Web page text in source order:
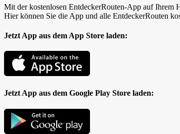
Mit der kostenlosen EntdeckerRouten-App auf Ihrem
Hier können Sie die App und alle EntdeckerRouten
Jetzt App aus dem App Store laden:
Jetzt App aus dem Google Play Store laden: